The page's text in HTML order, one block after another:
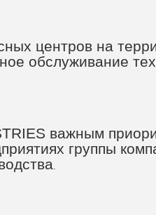
центров на
обслуживание
важным
группы
.